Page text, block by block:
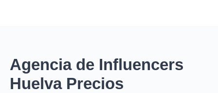
Agencia de Influencers
Huelva Precios